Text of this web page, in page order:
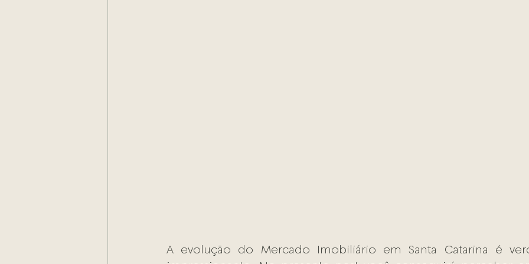
A evolução do Mercado Imobiliário em Santa Catarina é